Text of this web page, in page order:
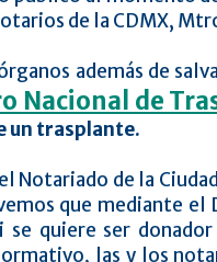
de la CDMX,
además de
Nacional de
un trasplante.
Notariado de la
que mediante
se quiere ser
las y los